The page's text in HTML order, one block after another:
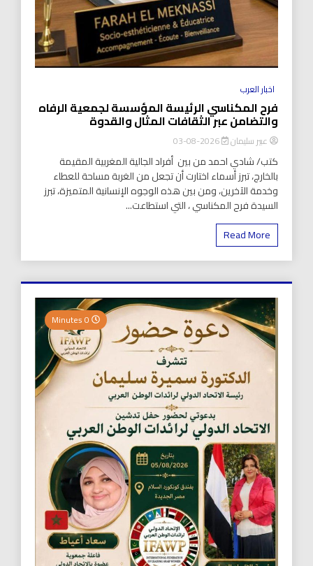
اخبار العرب
فرح المكناسي الرئيسة المؤسسة لجمعية الرفاه
والتضامن عبر الثقافات المثال والقدوة
عبير سليمان 2026-08-03
كتب/ شادي احمد من بين أفراد الجالية المغربية المقيمة
بالخارج، تبرز أسماء اختارت أن تجعل من الغربة مساحة للعطاء
وخدمة الآخرين، ومن بين هذه الوجوه الإنسانية المتميزة، تبرز
السيدة فرح المكناسي ، التي استطاعت...
Read More